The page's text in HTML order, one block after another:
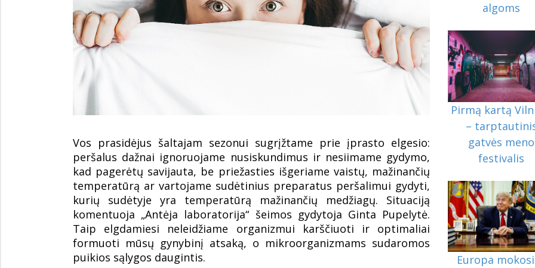
Vos prasidėjus šaltajam sezonui sugrįžtame prie įprasto elgesio:
peršalus dažnai ignoruojame nusiskundimus ir nesiimame gydymo,
kad pagerėtų savijauta, be priežasties išgeriame vaistų, mažinančių
temperatūrą ar vartojame sudėtinius preparatus peršalimui gydyti,
kurių sudėtyje yra temperatūrą mažinančių medžiagų. Situaciją
komentuoja „Antėja laboratorija“ šeimos gydytoja Ginta Pupelytė.
Taip elgdamiesi neleidžiame organizmui karščiuoti ir optimaliai
formuoti mūsų gynybinį atsaką, o mikroorganizmams sudaromos
puikios sąlygos daugintis.
algoms
Pirmą kartą
–
gatvės meno
festivalis
Europa